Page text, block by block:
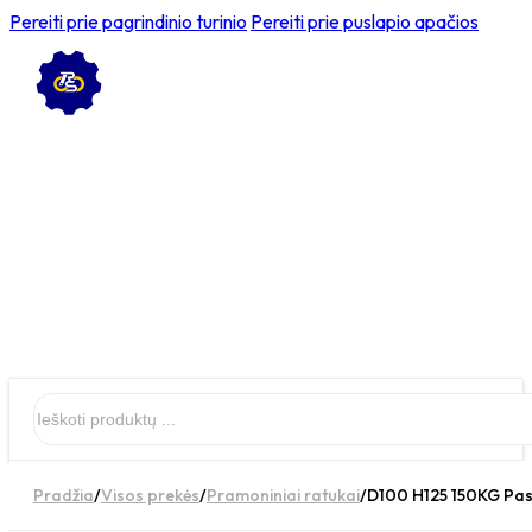
Pereiti prie pagrindinio turinio Pereiti prie puslapio apačios
Pradžia/Visos prekės/Pramoniniai ratukai/D100 H125 150KG